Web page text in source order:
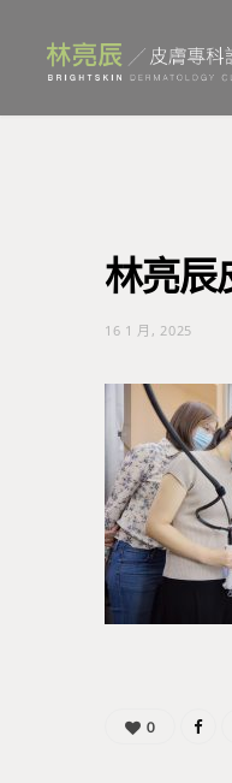
林亮辰
16 1 月, 2025
0